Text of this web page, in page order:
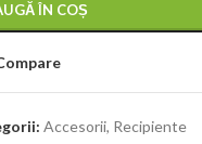
ÎN COȘ
Accesorii, Recipiente